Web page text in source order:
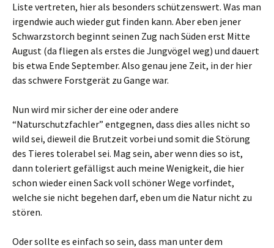
Liste vertreten, hier als besonders schützenswert. Was man
irgendwie auch wieder gut finden kann. Aber eben jener
Schwarzstorch beginnt seinen Zug nach Süden erst Mitte
August (da fliegen als erstes die Jungvögel weg) und dauert
bis etwa Ende September. Also genau jene Zeit, in der hier
das schwere Forstgerät zu Gange war.
Nun wird mir sicher der eine oder andere
“Naturschutzfachler” entgegnen, dass dies alles nicht so
wild sei, dieweil die Brutzeit vorbei und somit die Störung
des Tieres tolerabel sei. Mag sein, aber wenn dies so ist,
dann toleriert gefälligst auch meine Wenigkeit, die hier
schon wieder einen Sack voll schöner Wege vorfindet,
welche sie nicht begehen darf, eben um die Natur nicht zu
stören.
Oder sollte es einfach so sein, dass man unter dem